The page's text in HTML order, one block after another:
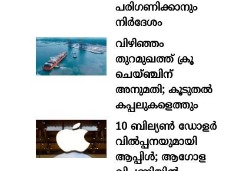
പരിഗണിക്കാനും
നിർദേശം
വിഴിഞ്ഞം
തുറമുഖത്ത് ക്രൂ
ചെയ്ഞ്ചിന്
അനുമതി; കൂടുതൽ
കപ്പലുകളെത്തും
10 ബില്യൺ ഡോളർ
വിൽപ്പനയുമായി
ആപ്പിൾ; ആഗോള